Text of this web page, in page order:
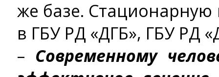
же базе.
в ГБУ РД «ДГБ», ГБУ РД
– Современному